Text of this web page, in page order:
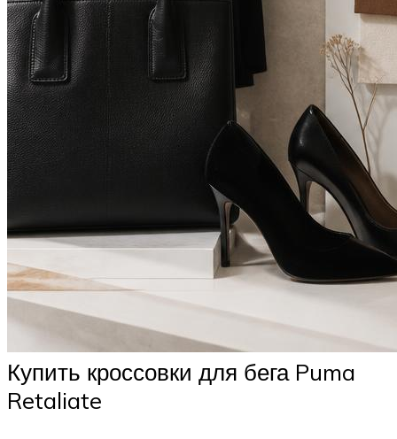
Купить кроссовки для бега Puma
Retaliate